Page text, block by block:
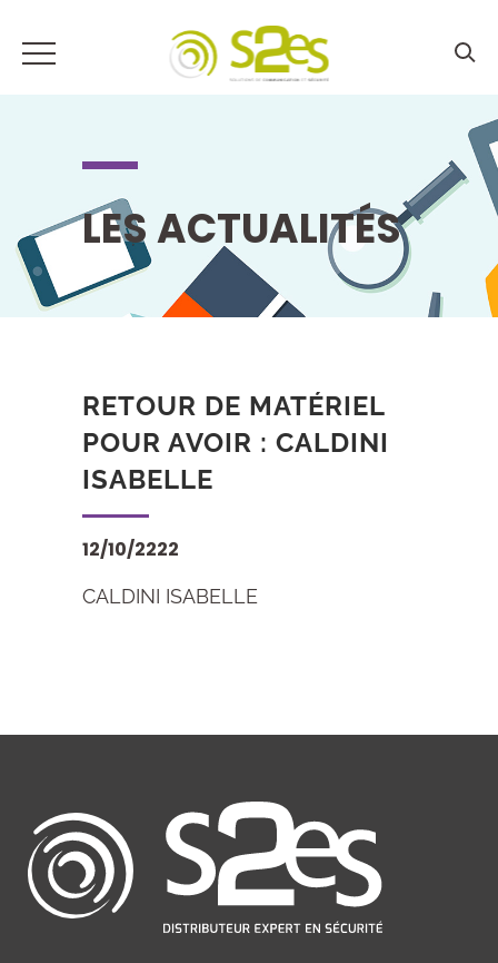
LES ACTUALITÉS
RETOUR DE MATÉRIEL
POUR AVOIR : CALDINI
ISABELLE
12/10/2222
CALDINI ISABELLE